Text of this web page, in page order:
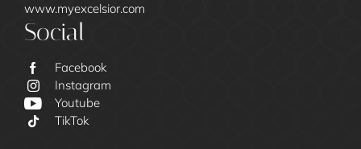
www.myexcelsior.com
Social
Facebook
Instagram
Youtube
TikTok